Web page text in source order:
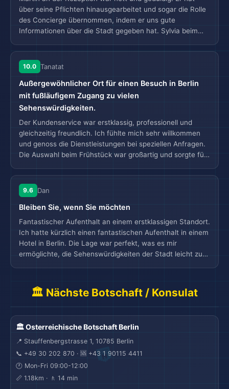
über seine Pflichten hinausgearbeitet und sogar die Rolle
des Concierge übernommen, indem er uns gute
Informationen über die Stadt gegeben hat. Sylvia beim
sehr freundlich und hat sogar dafür gesorgt, dass wir das
Rezept für die köstliche Tomatensoße bekommen. Vivien
im Restaurant wünschte uns aufrichtig, dass wir gutes
Essen in der Stadt haben, und hat uns sogar ein gutes
italienisches Restaurant außerhalb des Hotels empfohlen.
Vielleicht sollten mehr Gastronomiebetriebe angeboten
10.0 Tanatat
Außergewöhnlicher Ort für einen Besuch in Berlin
mit fußläufigem Zugang zu vielen
Sehenswürdigkeiten.
Der Kundenservice war erstklassig, professionell und
gleichzeitig freundlich. Ich fühlte mich sehr willkommen
und genoss die Dienstleistungen bei speziellen Anfragen.
Die Auswahl beim Frühstück war großartig und sorgte für
direkt über der U-Bahn-Station. Leider trat Wasser durch
die Badezimmerfliesen aus. Ich war mir nicht sicher, ob
ich das Wasser aus dem Hahn trinken konnte. Die
Zigarrenlounge fühlte sich nicht sehr exklusiv an, falls das
der Zweck des Raumes war. Es gab wenige freie Zimmer
(ich wollte die Suite ausprobieren).
9.6 Dan
Bleiben Sie, wenn Sie möchten
Fantastischer Aufenthalt an einem erstklassigen Standort.
Ich hatte kürzlich einen fantastischen Aufenthalt in einem
Hotel in Berlin. Die Lage war perfekt, was es mir
ermöglichte, die Sehenswürdigkeiten der Stadt leicht zu
angebotenen Einrichtungen waren erstklassig und boten
alles, was für einen komfortablen Aufenthalt benötigt
wird. Die Zimmergröße war geräumig und sorgte für einen
Insgesamt war es ein gutes Preis-Leistungs-Verhältnis.
Sehr empfehlenswert!
🏛️ Nächste Botschaft / Konsulat
🏛️ Osterreichische Botschaft Berlin
📍 Stauffenbergstrasse 1, 10785 Berlin
📞 +49 30 202 870 · 🆘 +43 1 90115 4411
🕐 Mon-Fri 09:00-12:00
📏 1.18km · 🚶 14 min